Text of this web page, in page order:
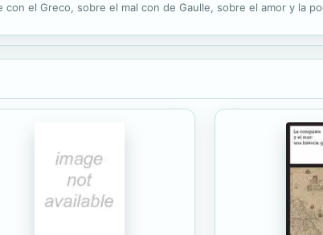
el Greco, sobre el mal con de Gaulle, sobre el amor y la